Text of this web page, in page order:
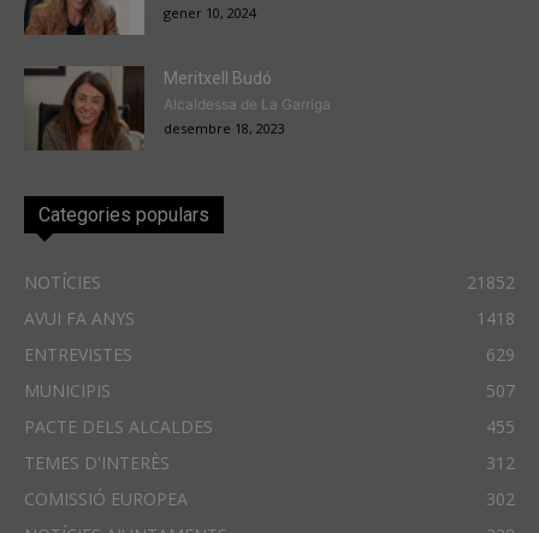
gener 10, 2024
Meritxell Budó
Alcaldessa de La Garriga
desembre 18, 2023
Categories populars
NOTÍCIES
21852
AVUI FA ANYS
1418
ENTREVISTES
629
MUNICIPIS
507
PACTE DELS ALCALDES
455
TEMES D'INTERÈS
312
COMISSIÓ EUROPEA
302